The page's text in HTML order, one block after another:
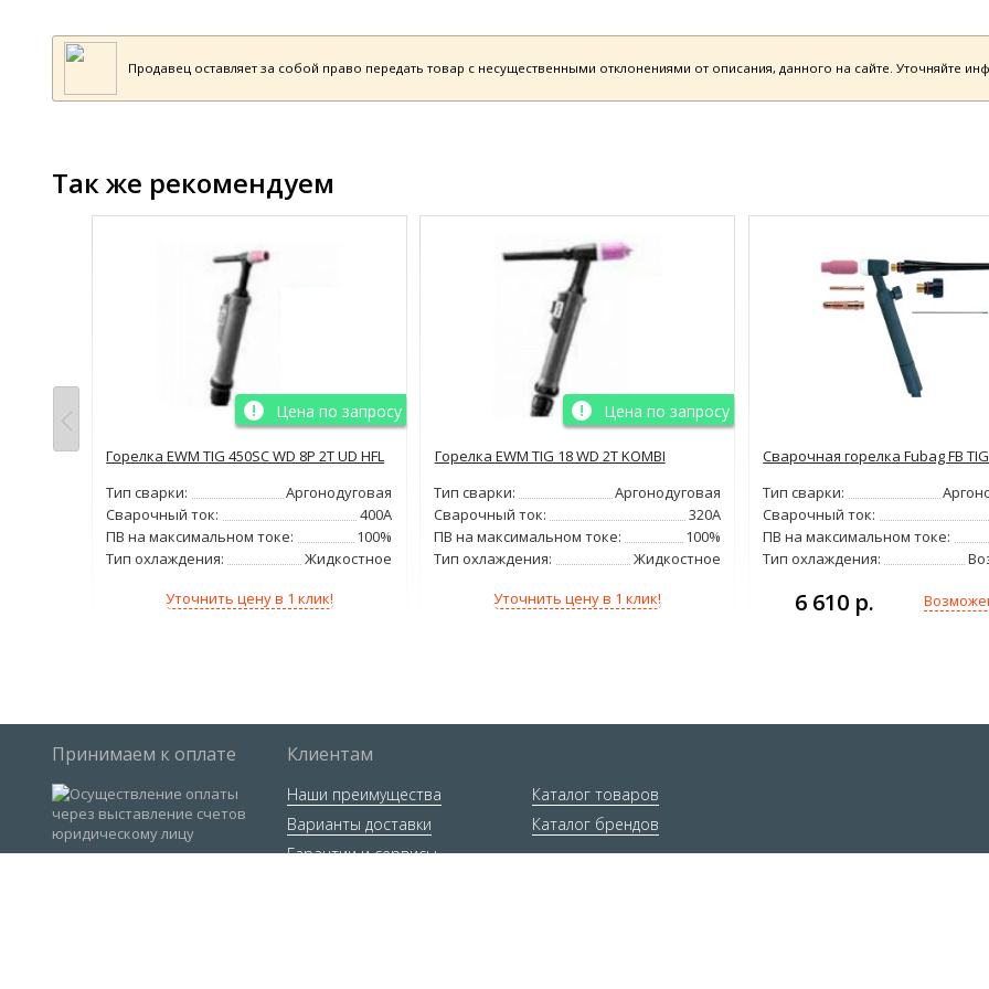
Продавец оставляет за собой право передать товар с несущественными отклонениями от описания, данного на сайте. Уточняйте
Так же рекомендуем
Цена по запросу
Горелка EWM TIG 450SC WD 8P 2T UD HFL
Тип сварки:
Аргонодуговая
Сварочный ток:
400А
ПВ на максимальном токе:
100%
Тип охлаждения:
Жидкостное
Уточнить цену в 1 клик!
Цена по запросу
Горелка EWM TIG 18 WD 2T KOMBI
Тип сварки:
Аргонодуговая
Сварочный ток:
320А
ПВ на максимальном токе:
100%
Тип охлаждения:
Жидкостное
Уточнить цену в 1 клик!
Сварочная горелка Fubag FB
Тип сварки:
Сварочный ток:
ПВ на максимальном токе:
Тип охлаждения:
6 610 р.
Принимаем к оплате Клиентам
Наши преимущества
Варианты доставки
Гарантии и сервисы
Каталог товаров
Каталог брендов